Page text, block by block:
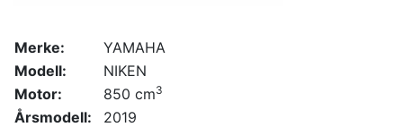
Merke:
YAMAHA
Modell:
NIKEN
Motor:
850 cm3
Årsmodell:
2019